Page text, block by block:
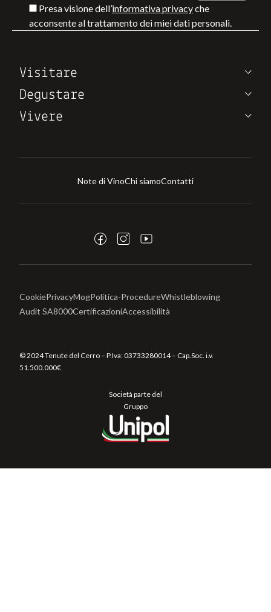
Presa visione dell’informativa privacyche
acconsente al trattamento dei miei dati personali.
Visitare
Degustare
Vivere
Note di VinoChi siamoContatti
CookiePrivacyMogPolitica-ProcedureWhistleblowing
Audit SA8000CertificazioniAccessibilità
Società parte del
Gruppo
© 2024 Tenute del Cerro – P.Iva:03733280014– Cap.Soc. i.v.
51.500.000€